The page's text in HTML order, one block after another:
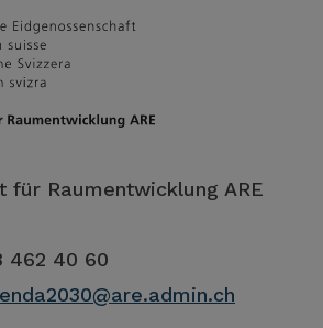
für Raumentwicklung ARE
462 40 60